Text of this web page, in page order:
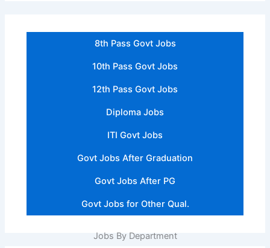
8th Pass Govt Jobs
10th Pass Govt Jobs
12th Pass Govt Jobs
Diploma Jobs
ITI Govt Jobs
Govt Jobs After Graduation
Govt Jobs After PG
Govt Jobs for Other Qual.
Jobs By Department